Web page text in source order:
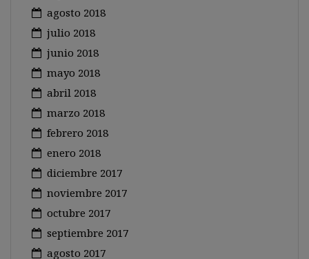
agosto 2018
julio 2018
junio 2018
mayo 2018
abril 2018
marzo 2018
febrero 2018
enero 2018
diciembre 2017
noviembre 2017
octubre 2017
septiembre 2017
agosto 2017